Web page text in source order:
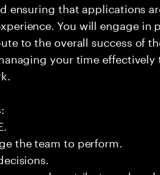
ensuring that applications
You will engage in
to the overall success of
your time effectively
the team to perform.